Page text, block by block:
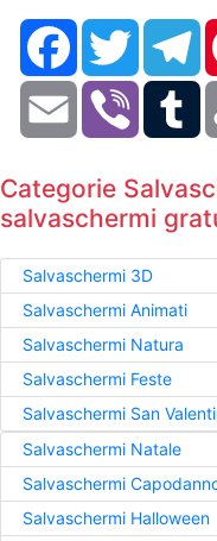
FacebookTwitter
Email Viber
Categorie
salvaschermi
Salvaschermi 3D
Salvaschermi Animati
Salvaschermi Natura
Salvaschermi Feste
Salvaschermi San
Salvaschermi Natale
Salvaschermi
Salvaschermi Halloween